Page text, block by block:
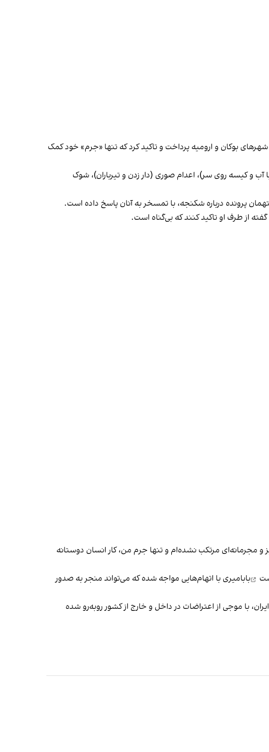
بوکان و ارومیه پرداخت و تاکید کرد که تنها «جرم» خود کمک
خفگی (با آب و کیسه روی سر)، اعدام صوری (دار زدن و تیرباران)، شوک
پرونده درباره شکنجه، با تمسخر به آنان پاسخ داده است.
از طرف او تاکید کنند که بی‌گناه است.
مجرمانه‌ای مرتکب نشده‌ام و تنها جرم من، کار انسان دوستانه
بابامیری با اتهام‌هایی مواجه شده که می‌تواند منجر به صدور
با موجی از اعتراضات در داخل و خارج از کشور روبه‌رو شده